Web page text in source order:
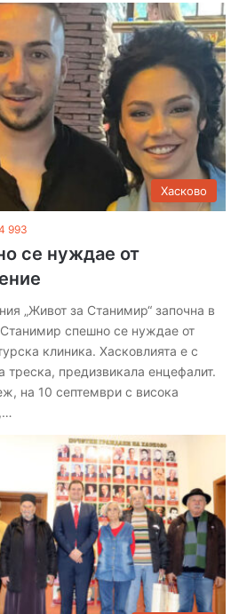
Хасково
993
се нуждае от
„Живот за Станимир“ започна в
спешно се нуждае от
клиника. Хасковлията е с
треска, предизвикала енцефалит.
на 10 септември с висока